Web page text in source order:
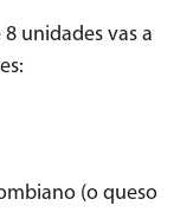
unidades vas a
(o queso